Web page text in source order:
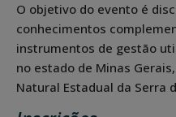
O objetivo do evento é
conhecimentos
instrumentos de gestão
no estado de Minas
Natural Estadual da Serra